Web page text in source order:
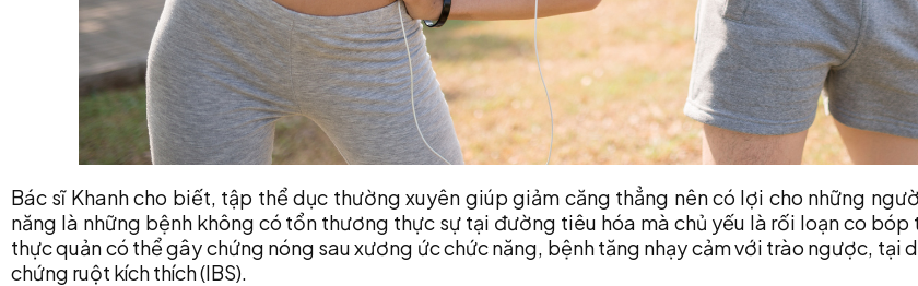
Bác sĩ Khanh cho biết, tập thể dục thường xuyên giúp giảm căng thẳng nên có lợi cho những
năng là những bệnh không có tổn thương thực sự tại đường tiêu hóa mà chủ yếu là rối loạn co
thực quản có thể gây chứng nóng sau xương ức chức năng, bệnh tăng nhạy cảm với trào ngược,
chứng ruột kích thích (IBS).